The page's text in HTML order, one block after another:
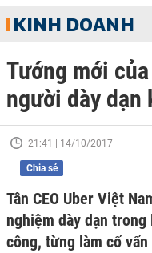
KINH DOANH
Tướng mới
người dày
21:41 | 14/10/2017
Chia sẻ
Tân CEO Uber Việt
nghiệm dày dạn
công, từng làm cố